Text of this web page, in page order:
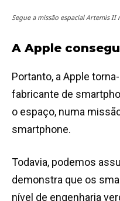
Segue a missão espacial Artemis II
A Apple
Portanto, a Apple
fabricante de
o espaço, numa
smartphone.
Todavia, podemos
demonstra que os
nível de engenharia